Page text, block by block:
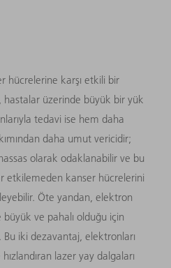
hücrelerine karşı etkili bir
üzerinde büyük bir yük
tedavi ise hem daha
daha umut vericidir;
olarak odaklanabilir ve bu
etkilemeden kanser hücrelerini
Öte yandan, elektron
büyük ve pahalı olduğu için
iki dezavantaj, elektronları
lazer yay dalgaları